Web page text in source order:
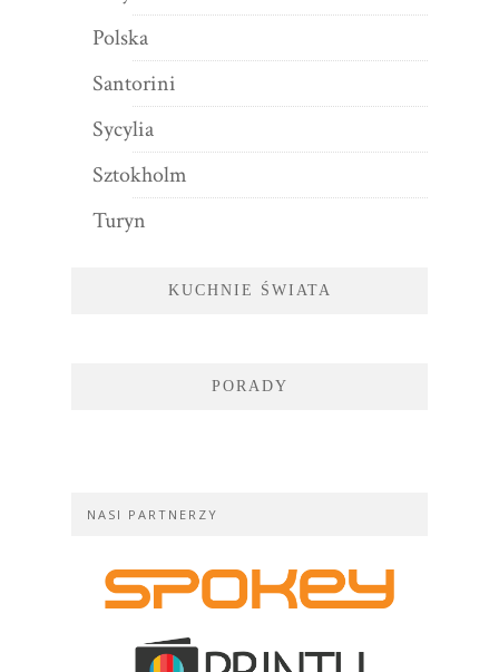
Polska
Santorini
Sycylia
Sztokholm
Turyn
KUCHNIE ŚWIATA
PORADY
NASI PARTNERZY